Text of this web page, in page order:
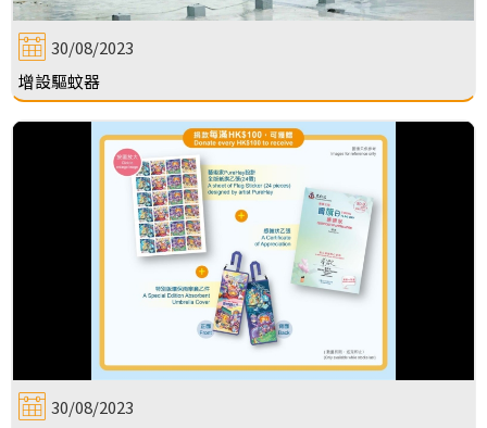
30/08/2023
增設驅蚊器
30/08/2023